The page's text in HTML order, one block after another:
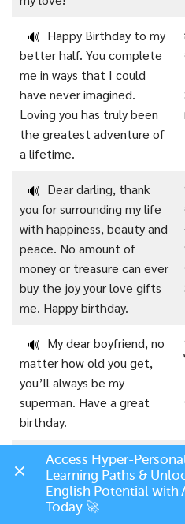
🔊 Happy Birthday to my
better half. You complete
me in ways that I could
have never imagined.
Loving you has truly been
the greatest adventure of
a lifetime.
🔊 Dear darling, thank
you for surrounding my life
with happiness, beauty and
peace. No amount of
money or treasure can ever
buy the joy your love gifts
me. Happy birthday.
🔊 My dear boyfriend, no
matter how old you get,
you’ll always be my
superman. Have a great
birthday.
Sweet baby, you have
no idea how much I wish
you were here with me on
this special day. I hope you
Access Hyper-
Learning Paths &
English Potential with
Today 🚀